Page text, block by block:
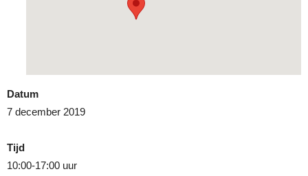
Datum
7 december 2019
Tijd
10:00-17:00 uur